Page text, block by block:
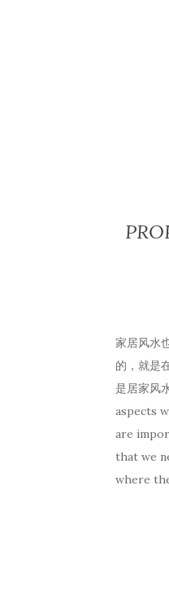
家居风水
的，就是
是居家风
aspects
are
that we
where